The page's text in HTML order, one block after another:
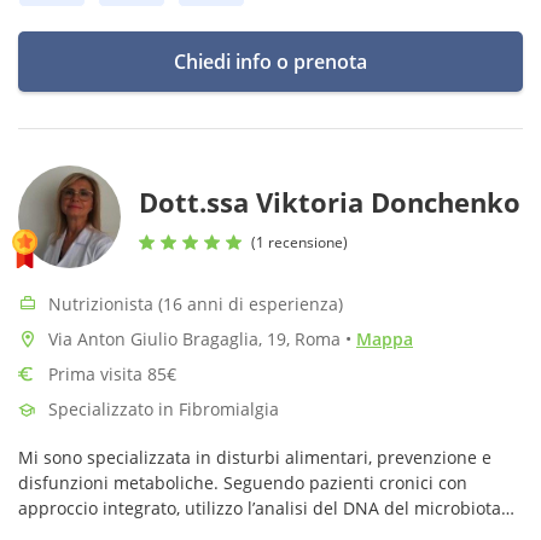
Chiedi info o prenota
Dott.ssa Viktoria Donchenko
(1 recensione)
Nutrizionista (16 anni di esperienza)
Via Anton Giulio Bragaglia, 19, Roma • Mappa
Prima visita 85€
Specializzato in Fibromialgia
Mi sono specializzata in disturbi alimentari, prevenzione e
disfunzioni metaboliche. Seguendo pazienti cronici con
approccio integrato, utilizzo l’analisi del DNA del microbiota